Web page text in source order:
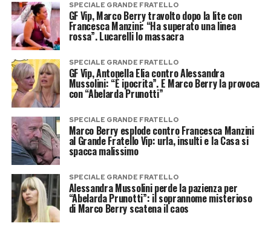
SPECIALE GRANDE FRATELLO
GF Vip, Marco Berry travolto dopo la lite con
Francesca Manzini: “Ha superato una linea
rossa”. Lucarelli lo massacra
SPECIALE GRANDE FRATELLO
GF Vip, Antonella Elia contro Alessandra
Mussolini: “È ipocrita”. E Marco Berry la provoca
con “Abelarda Prunotti”
SPECIALE GRANDE FRATELLO
Marco Berry esplode contro Francesca Manzini
al Grande Fratello Vip: urla, insulti e la Casa si
spacca malissimo
SPECIALE GRANDE FRATELLO
Alessandra Mussolini perde la pazienza per
“Abelarda Prunotti”: il soprannome misterioso
di Marco Berry scatena il caos